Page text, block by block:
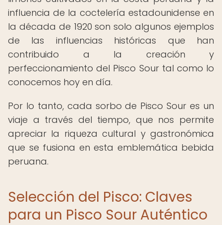
influencia de la coctelería estadounidense en
la década de 1920 son solo algunos ejemplos
de las influencias históricas que han
contribuido a la creación y
perfeccionamiento del Pisco Sour tal como lo
conocemos hoy en día.
Por lo tanto, cada sorbo de Pisco Sour es un
viaje a través del tiempo, que nos permite
apreciar la riqueza cultural y gastronómica
que se fusiona en esta emblemática bebida
peruana.
Selección del Pisco: Claves
para un Pisco Sour Auténtico